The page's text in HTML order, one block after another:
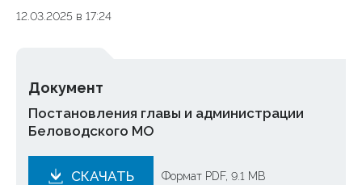
12.03.2025 в 17:24
Документ
Постановления главы и администрации
Беловодского МО
СКАЧАТЬ Формат PDF, 9.1 MB